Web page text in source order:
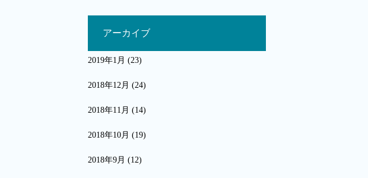
アーカイブ
2019年1月 (23)
2018年12月 (24)
2018年11月 (14)
2018年10月 (19)
2018年9月 (12)